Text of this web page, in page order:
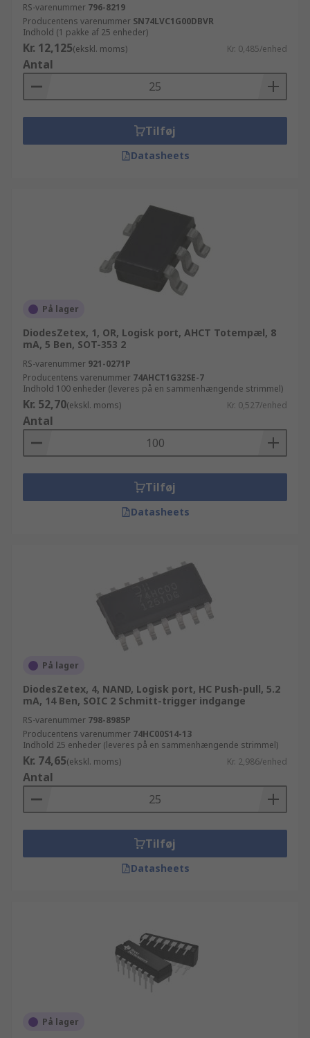
RS-varenummer 796-8219
Producentens varenummer SN74LVC1G00DBVR
Indhold (1 pakke af 25 enheder)
Kr. 12,125(ekskl. moms) Kr. 0,485/enhed
Antal
Tilføj
Datasheets
På lager
DiodesZetex, 1, OR, Logisk port, AHCT Totempæl, 8
mA, 5 Ben, SOT-353 2
RS-varenummer 921-0271P
Producentens varenummer 74AHCT1G32SE-7
Indhold 100 enheder (leveres på en sammenhængende strimmel)
Kr. 52,70(ekskl. moms) Kr. 0,527/enhed
Antal
Tilføj
Datasheets
På lager
DiodesZetex, 4, NAND, Logisk port, HC Push-pull, 5.2
mA, 14 Ben, SOIC 2 Schmitt-trigger indgange
RS-varenummer 798-8985P
Producentens varenummer 74HC00S14-13
Indhold 25 enheder (leveres på en sammenhængende strimmel)
Kr. 74,65(ekskl. moms) Kr. 2,986/enhed
Antal
Tilføj
Datasheets
På lager